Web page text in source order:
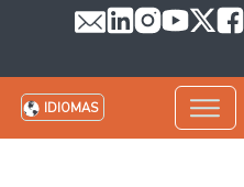
IDIOMAS